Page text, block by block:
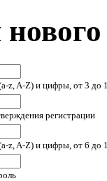
z, A-Z) и цифры, от 3 до
регистрации
z, A-Z) и цифры, от 6 до